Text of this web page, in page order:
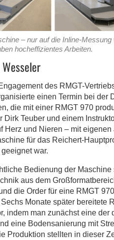
– nur auf die Inline-
hocheffizientes Arbeiten.
des RMGT-
einen Termin bei der
die mit einer RMGT 970
Dirk Teuber und einem
Herz und Nieren – mit eigenen
für das Reichert-
war.
Bedienung der
aus dem
die Order für eine RMGT
Monate später bereitete
indem man zunächst eine der
eine Bodensanierung mit
Produktion stellten in dieser